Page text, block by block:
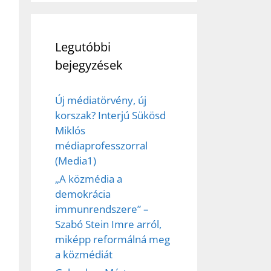
Legutóbbi
bejegyzések
Új médiatörvény, új
korszak? Interjú Sükösd
Miklós
médiaprofesszorral
(Media1)
„A közmédia a
demokrácia
immunrendszere” –
Szabó Stein Imre arról,
miképp reformálná meg
a közmédiát